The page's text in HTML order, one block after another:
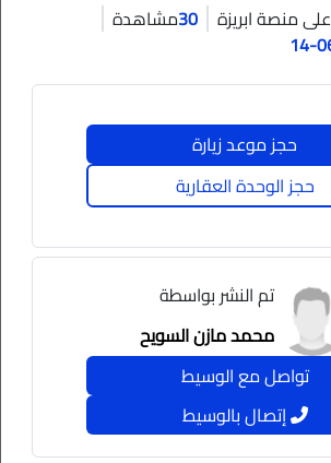
– 90 م2 💵 الأسعار تبدأ من 7000 ريال للمتر 📈 السعر
على منصة ابريزة 30مشاهدة
حجز موعد زيارة
حجز الوحدة العقارية
تم النشر بواسطة
محمد مازن السويح
تواصل مع الوسيط
إتصال بالوسيط